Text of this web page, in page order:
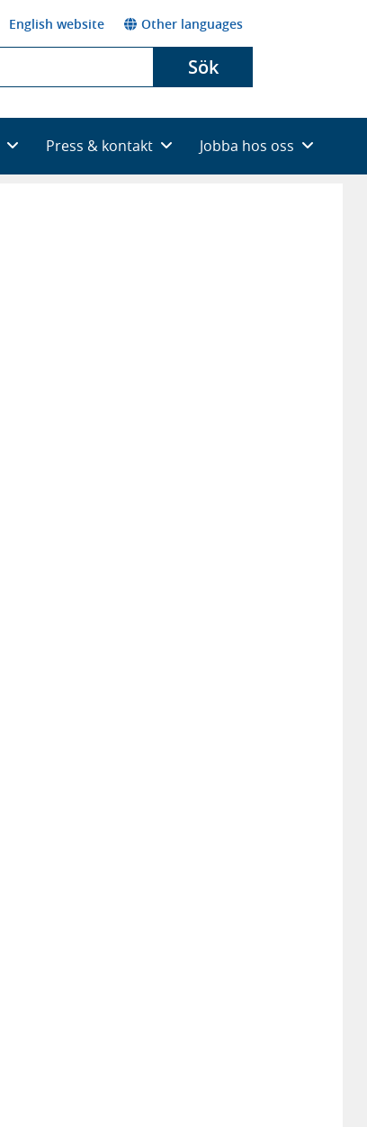
English website Other languages
Sök
Press & kontakt Jobba hos oss